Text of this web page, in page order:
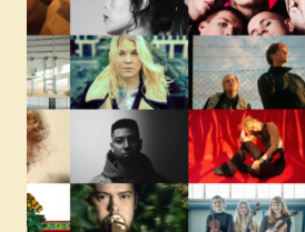
TAGER
ENDNU
EN
GANG
SIN
STUND
RAMPELYSET